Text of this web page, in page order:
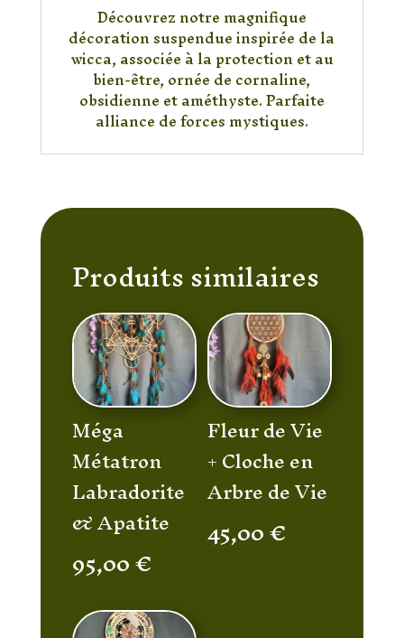
Découvrez notre magnifique
décoration suspendue inspirée de la
wicca, associée à la protection et au
bien-être, ornée de cornaline,
obsidienne et améthyste. Parfaite
alliance de forces mystiques.
Produits similaires
Méga
Métatron
Labradorite
& Apatite
95,00€
Fleur de Vie
+ Cloche en
Arbre de Vie
45,00€